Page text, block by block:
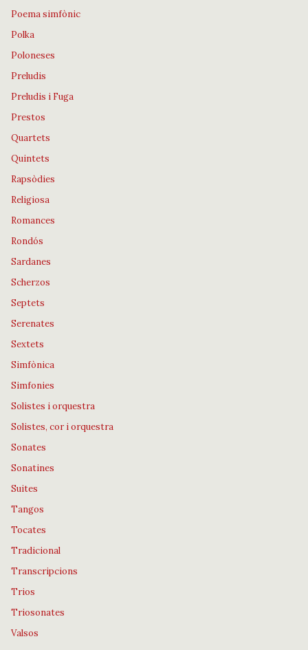
Poema simfònic
Polka
Poloneses
Preludis
Preludis i Fuga
Prestos
Quartets
Quintets
Rapsòdies
Religiosa
Romances
Rondós
Sardanes
Scherzos
Septets
Serenates
Sextets
Simfònica
Simfonies
Solistes i orquestra
Solistes, cor i orquestra
Sonates
Sonatines
Suites
Tangos
Tocates
Tradicional
Transcripcions
Trios
Triosonates
Valsos